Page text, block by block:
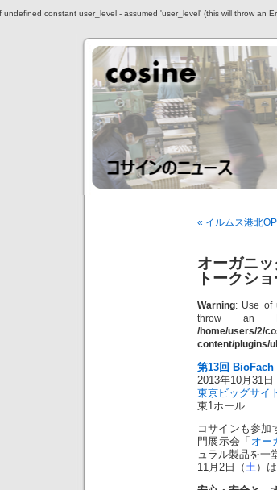
undefined constant user_level - assumed 'user_level' (this will throw an
« イルムス港北
オーガニ
トークシ
Warning: Use of
throw an
/home/users/2/
content/plugins/
第13回 BioFach
2013年10月31
東京ビッグサイ
東1ホール
コサインも参加
門展示会「 オー
ュラル製品を一
11月2日（土）